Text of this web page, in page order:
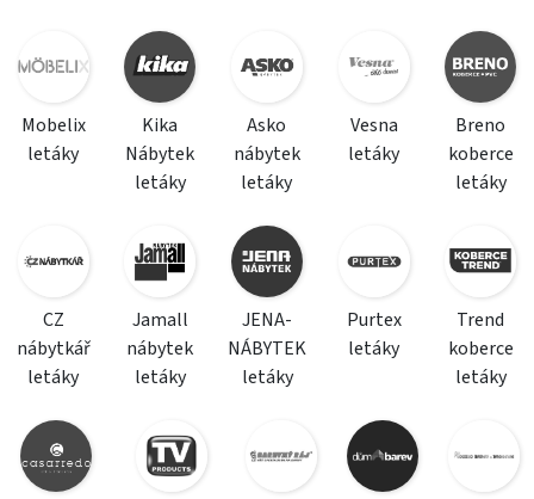
Mobelix
letáky
Kika
Nábytek
letáky
Asko
nábytek
letáky
Vesna
letáky
Breno
koberce
letáky
CZ
nábytkář
letáky
Jamall
nábytek
letáky
JENA-
NÁBYTEK
letáky
Purtex
letáky
Trend
koberce
letáky